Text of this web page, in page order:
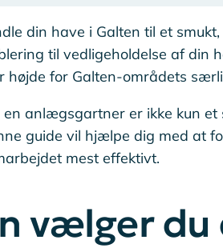
din have i Galten til et
til vedligeholdelse af din
højde for Galten-områdets
anlægsgartner er ikke kun
guide vil hjælpe dig med at
mest effektivt.
vælger